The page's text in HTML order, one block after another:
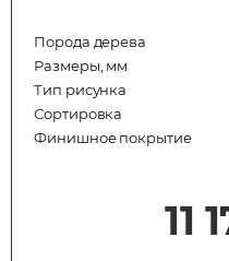
Порода дерева
Размеры, мм
Тип рисунка
Сортировка
Финишное покрытие
11